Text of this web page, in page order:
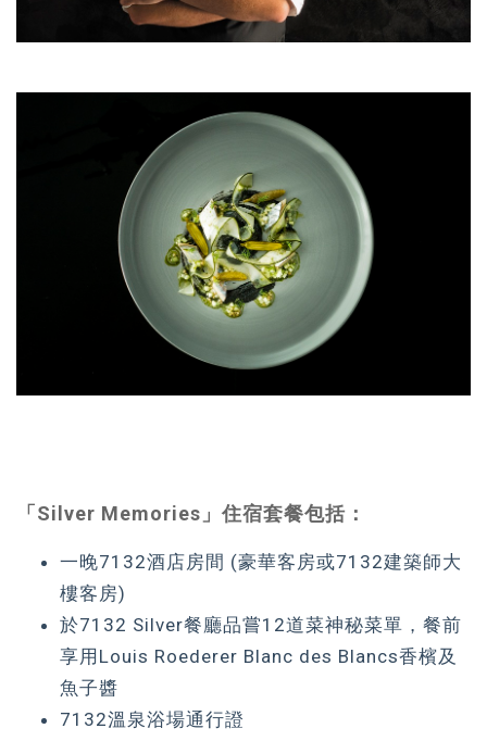
「Silver Memories」住宿套餐包括：
一晚7132酒店房間 (豪華客房或7132建築師大
樓客房)
於7132 Silver餐廳品嘗12道菜神秘菜單，餐前
享用Louis Roederer Blanc des Blancs香檳及
魚子醬
7132溫泉浴場通行證